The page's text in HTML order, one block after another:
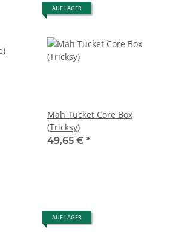
AUF LAGER
Mah Tucket Core Box
(Tricksy)
49,65 € *
AUF LAGER